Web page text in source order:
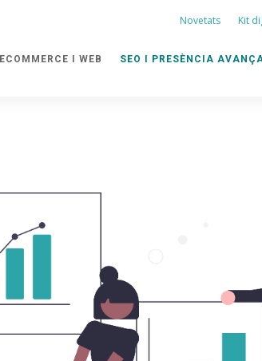
Novetats Kit
ECOMMERCE I WEB SEO I PRESÈNCIA